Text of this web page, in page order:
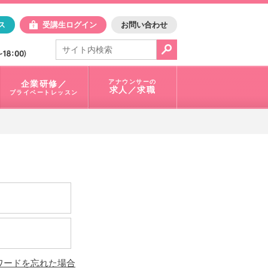
アスク
受講生ログイン お問い合わせ
電話で問合せ：
03-3401-1010
企業研修／
プライベートレッスン
アナウンサーの
求人／求職
ードを忘れた場合